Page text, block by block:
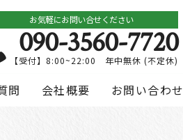
お気軽にお問い合せください
090-3560-7720
【受付】8:00~22:00 年中無休 (不定休)
問 会社概要 お問い合わせ